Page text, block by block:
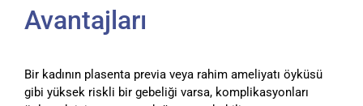
Avantajları
Bir kadının plasenta previa veya rahim ameliyatı öyküsü
gibi yüksek riskli bir gebeliği varsa, komplikasyonları